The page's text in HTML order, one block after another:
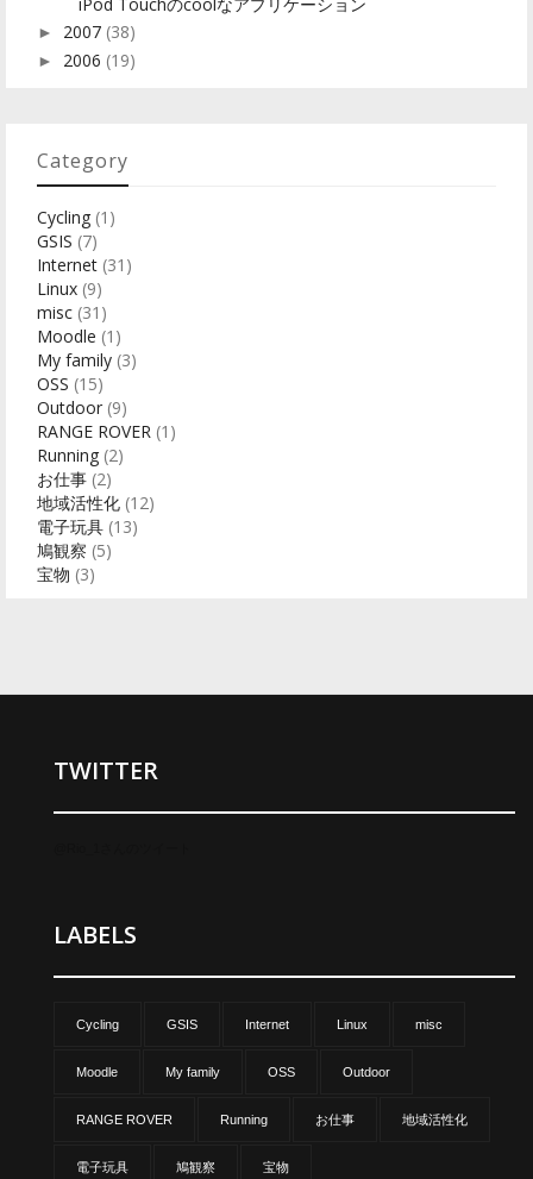
► 2007 (38)
► 2006 (19)
Category
Cycling (1)
GSIS (7)
Internet (31)
Linux (9)
misc (31)
Moodle (1)
My family (3)
OSS (15)
Outdoor (9)
RANGE ROVER (1)
Running (2)
お仕事 (2)
地域活性化 (12)
電子玩具 (13)
鳩観察 (5)
宝物 (3)
TWITTER
LABELS
Cycling GSIS Internet Linux misc
Moodle My family OSS Outdoor
RANGE ROVER Running お仕事 地域活性化
電子玩具 鳩観察 宝物